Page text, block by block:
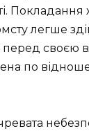
Покладання
легше
своєю
по